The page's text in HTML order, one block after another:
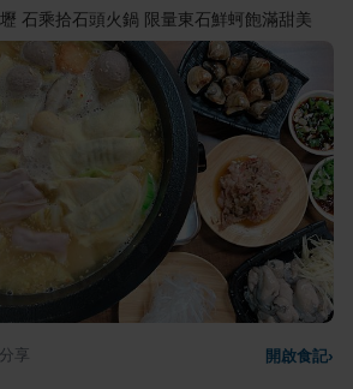
石乘拾石頭火鍋 限量東石鮮蚵飽滿甜美
分享 開啟食記›